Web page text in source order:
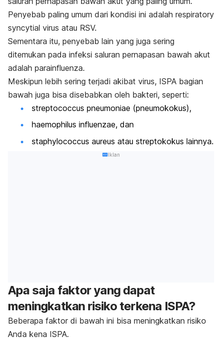
Penyebab paling umum dari kondisi ini adalah respiratory
syncytial virus atau RSV.
Sementara itu, penyebab lain yang juga sering
ditemukan pada infeksi saluran pernapasan bawah akut
adalah parainfluenza.
Meskipun lebih sering terjadi akibat virus, ISPA bagian
bawah juga bisa disebabkan oleh bakteri, seperti:
streptococcus pneumoniae (pneumokokus),
haemophilus influenzae, dan
staphylococcus aureus atau streptokokus lainnya.
Iklan
Apa saja faktor yang dapat
meningkatkan risiko terkena ISPA?
Beberapa faktor di bawah ini bisa meningkatkan risiko
Anda kena ISPA.